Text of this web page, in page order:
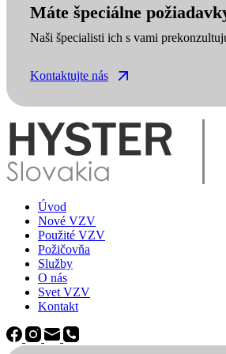
Máte špeciálne
Naši špecialisti ich s vami
Kontaktujte nás
Úvod
Nové VZV
Použité VZV
Požičovňa
Služby
O nás
Svet VZV
Kontakt